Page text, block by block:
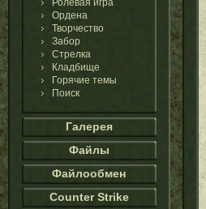
Ролевая игра
Ордена
Творчество
Забор
Стрелка
Кладбище
Горячие темы
Поиск
Галерея
Файлы
Файлообмен
Counter Strike